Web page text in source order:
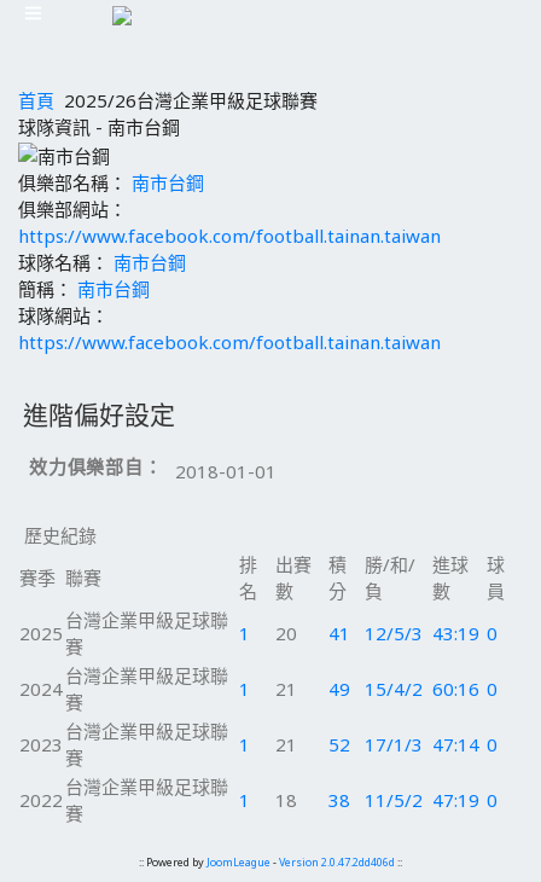
首頁 2025/26台灣企業甲級足球聯賽
球隊資訊 - 南市台鋼
俱樂部名稱： 南市台鋼
俱樂部網站：
https://www.facebook.com/football.tainan.taiwan
球隊名稱： 南市台鋼
簡稱： 南市台鋼
球隊網站：
https://www.facebook.com/football.tainan.taiwan
進階偏好設定
效力俱樂部自： 2018-01-01
歷史紀錄
賽季 聯賽
排
名
出賽
數
積
分
勝/和/
負
進球
數
球
員
2025
台灣企業甲級足球聯
賽
1 20 41 12/5/3 43:19 0
2024
台灣企業甲級足球聯
賽
1 21 49 15/4/2 60:16 0
2023
台灣企業甲級足球聯
賽
1 21 52 17/1/3 47:14 0
2022
台灣企業甲級足球聯
賽
1 18 38 11/5/2 47:19 0
:: Powered by JoomLeague -Version 2.0.47.2dd406d ::